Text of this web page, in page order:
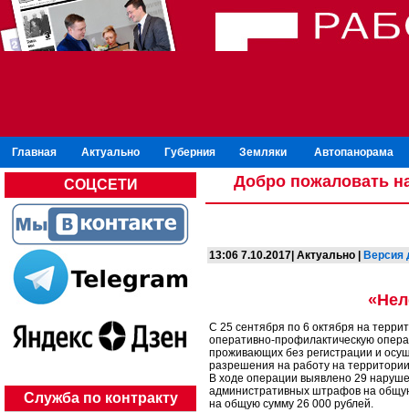
Главная Актуально Губерния Земляки Автопанорама
СОЦСЕТИ
Служба по контракту
Добро пожаловать
13:06 7.10.2017| Актуально | Версия
С 25 сентября по 6 октября на
оперативно-профилактическую
проживающих без регистрации и
разрешения на работу на
В ходе операции выявлено 29
административных штрафов на
на общую сумму 26 000 рублей.